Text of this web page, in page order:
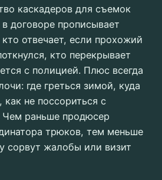
каскадеров для съемок
договоре прописывает
кто отвечает, если прохожий
кто перекрывает
с полицией. Плюс всегда
где греться зимой, куда
не поссориться с
раньше продюсер
трюков, тем меньше
сорвут жалобы или визит